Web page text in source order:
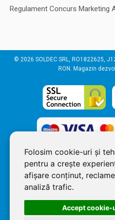
Folosim cookie-uri și
pentru a crește
afișare conținut,
analiză trafic.
Accept cookie-
Regulament Concurs Marketing
© 2026 SOLDEC SRL, RO1822625,
RON. Magazin